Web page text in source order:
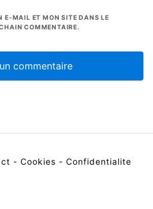
E-MAIL ET MON SITE DANS LE
COMMENTAIRE.
- Cookies - Confidentialite